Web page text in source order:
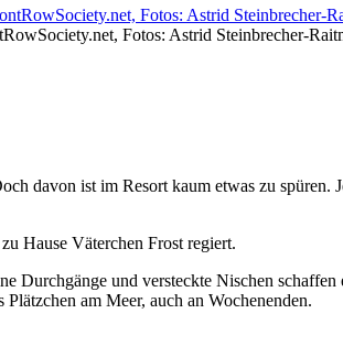
Fotos: Astrid Steinbrecher-
davon ist im Resort kaum etwas zu spüren.
Hause Väterchen Frost regiert.
Durchgänge und versteckte Nischen schaffen
am Meer, auch an Wochenenden.